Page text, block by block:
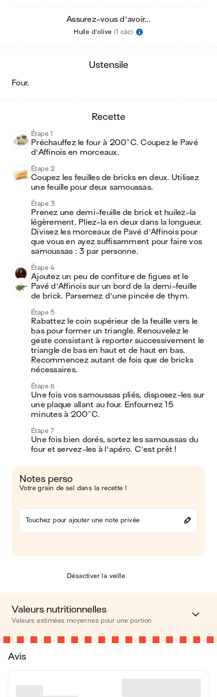
Assurez-vous d'avoir...
Huile d'olive (1 càc)
ustensile
four.
recette
Étape 1
Préchauffez le four à 200°C. Coupez le Pavé
d'Affinois en morceaux.
Étape 2
Coupez les feuilles de bricks en deux. Utilisez
une feuille pour deux samoussas.
Étape 3
Prenez une demi-feuille de brick et huilez-la
légèrement. Pliez-la en deux dans la longueur.
Divisez les morceaux de Pavé d'Affinois pour
que vous en ayez suffisamment pour faire vos
samoussas : 3 par personne.
Étape 4
Ajoutez un peu de confiture de figues et le
Pavé d'Affinois sur un bord de la demi-feuille
de brick. Parsemez d'une pincée de thym.
Étape 5
Rabattez le coin supérieur de la feuille vers le
bas pour former un triangle. Renouvelez le
geste consistant à reporter successivement le
triangle de bas en haut et de haut en bas.
Recommencez autant de fois que de bricks
nécessaires.
Étape 6
Une fois vos samoussas pliés, disposez-les sur
une plaque allant au four. Enfournez 15
minutes à 200°C.
Étape 7
Une fois bien dorés, sortez les samoussas du
four et servez-les à l'apéro. C'est prêt !
Notes perso
Votre grain de sel dans la recette !
Touchez pour ajouter une note privée
Désactiver la veille
Valeurs nutritionnelles
Valeurs estimées moyennes pour une portion
Calories 354 kcal
Avis